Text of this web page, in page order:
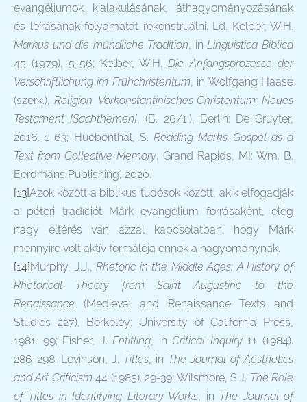
evangéliumok kialakulásának, áthagyományozásának
és leírásának folyamatát rekonstruálni. Ld. Kelber, W.H.
Markus und die mündliche Tradition, inLinguistica Biblica
45 (1979). 5-56; Kelber, W.H.Die Anfangsprozesse der
Verschriftlichung im Frühchristentum, in Wolfgang Haase
(szerk.), Religion. Vorkonstantinisches Christentum: Neues
Testament [Sachthemen], (B. 26/1.), Berlin: De Gruyter,
2016. 1-63; Huebenthal, S. Reading Mark’s Gospel as a
Text from Collective Memory. Grand Rapids, MI: Wm. B.
Eerdmans Publishing, 2020.
[13]Azok között a biblikus tudósok között, akik elfogadják
a péteri tradíciót Márk evangélium forrásaként, elég
nagy eltérés van azzal kapcsolatban, hogy Márk
mennyire volt aktív formálója ennek a hagyománynak.
[14]Murphy, J.J.,Rhetoric in the Middle Ages: A History of
Rhetorical Theory from Saint Augustine to the
Renaissance (Medieval and Renaissance Texts and
Studies 227), Berkeley: University of California Press,
1981. 99; Fisher, J.Entitling, inCritical Inquiry11 (1984).
286-298; Levinson, J. Titles, in The Journal of Aesthetics
and Art Criticism44 (1985). 29-39; Wilsmore, S.J. The Role
of Titles in Identifying Literary Works, in The Journal of